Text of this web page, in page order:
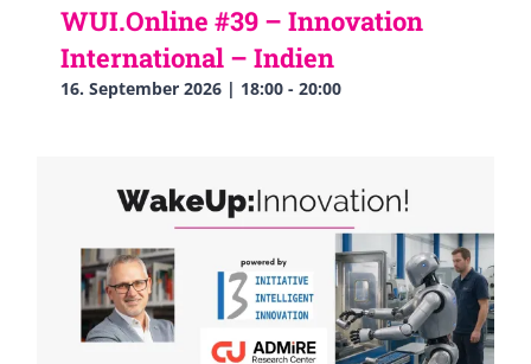
WUI.Online #39 – Innovation
International – Indien
16. September 2026 | 18:00 - 20:00